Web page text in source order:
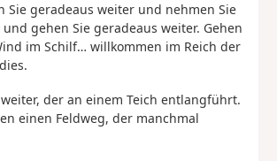
Sie geradeaus weiter und nehmen Sie
und gehen Sie geradeaus weiter. Gehen
im Schilf… willkommen im Reich der
der an einem Teich entlangführt.
einen Feldweg, der manchmal